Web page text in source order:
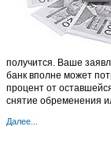
получится. Ваше
банк вполне может
процент от
снятие обременения
Далее...